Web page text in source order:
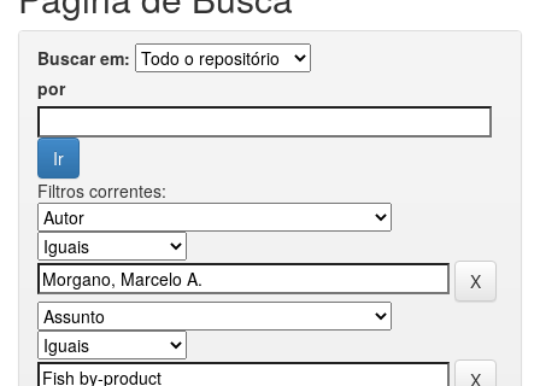
Buscar em:
por
Filtros correntes: